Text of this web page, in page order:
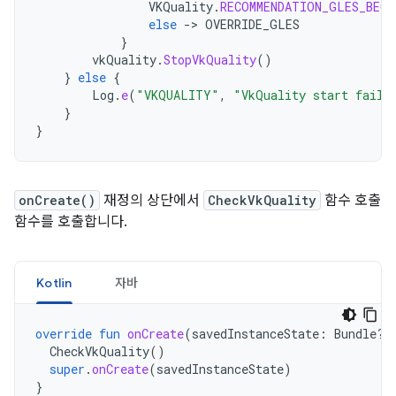
VKQuality.
else -> OVERRIDE_GLES
}
vkQuality.StopVkQuality()
} else {
Log . e( "VKQUALITY" ,
"VkQuality start
}
}
onCreate() 재정의 상단에서 CheckVkQuality 함수 호출
함수를 호출합니다.
Kotlin 자바
override fun onCreate(savedInstanceState : Bundle?)
CheckVkQuality()
super .onCreate(savedInstanceState)
}